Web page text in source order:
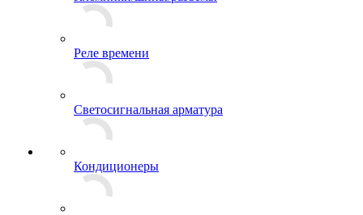
Реле времени
Светосигнальная арматура
Кондиционеры